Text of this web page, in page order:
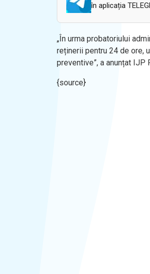
în aplicația
„În urma probatoriului
reținerii pentru 24 de ore,
preventive”, a anunțat IJP
{source}